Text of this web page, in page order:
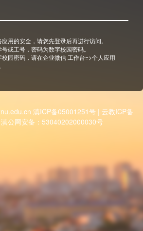
用的安全，请您先登录后再进行访问。
或工号，密码为数字校园密码。
园密码，请在企业微信 工作台=>个人应用
滇ICP备05001251号 | 云教ICP备
公网安备：53040202000030号